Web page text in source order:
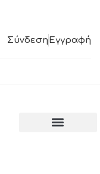
Σύνδεση Εγγραφή